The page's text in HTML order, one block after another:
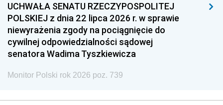
UCHWAŁA SENATU RZECZYPOSPOLITEJ
POLSKIEJ z dnia 22 lipca 2026 r. w sprawie
niewyrażenia zgody na pociągnięcie do
cywilnej odpowiedzialności sądowej
senatora Wadima Tyszkiewicza
Monitor Polski rok 2026 poz. 739